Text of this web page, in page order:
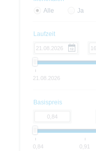
Alle
Ja
Laufzeit
21.08.2026
Basispreis
0,84 0,91